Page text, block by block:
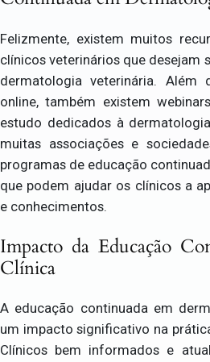
Felizmente, existem muitos
clínicos veterinários que desejam
dermatologia veterinária. Além
online, também existem
estudo dedicados à
muitas associações e
programas de educação
que podem ajudar os clínicos a
e conhecimentos.
Impacto da Educação
Clínica
A educação continuada em
um impacto significativo na
Clínicos bem informados e